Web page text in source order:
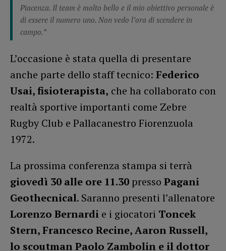
Piacenza. Il team è molto bello e il mio obiettivo personale è
di essere il numero uno. Non vedo l’ora di scendere in
campo.”
L’occasione è stata quella di presentare
anche parte dello staff tecnico: Federico
Usai, fisioterapista, che ha collaborato con
realtà sportive importanti come Zebre
Rugby Club e Pallacanestro Fiorenzuola
1972.
La prossima conferenza stampa si terrà
giovedì 30 alle ore 11.30 presso Pagani
Geothecnical. Saranno presenti l’allenatore
Lorenzo Bernardi e i giocatori Toncek
Stern, Francesco Recine, Aaron Russell,
lo scoutman Paolo Zambolin e il dottor